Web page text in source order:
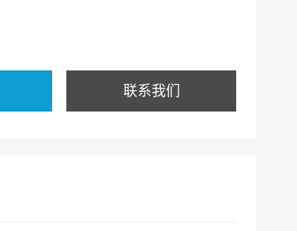
联系我们